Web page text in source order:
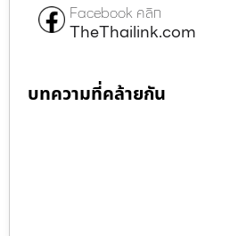
Facebook คลิก
TheThailink.com
บทความที่คล้ายกัน